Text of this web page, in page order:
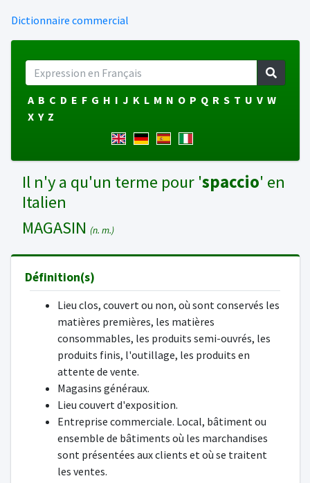
Dictionnaire commercial
A B C D E F G H I J K L M N O P Q R S T U V W
X Y Z
Il n'y a qu'un terme pour 'spaccio' en
Italien
MAGASIN (n. m.)
Définition(s)
Lieu clos, couvert ou non, où sont conservés les
matières premières, les matières
consommables, les produits semi-ouvrés, les
produits finis, l'outillage, les produits en
attente de vente.
Magasins généraux.
Lieu couvert d'exposition.
Entreprise commerciale. Local, bâtiment ou
ensemble de bâtiments où les marchandises
sont présentées aux clients et où se traitent
les ventes.